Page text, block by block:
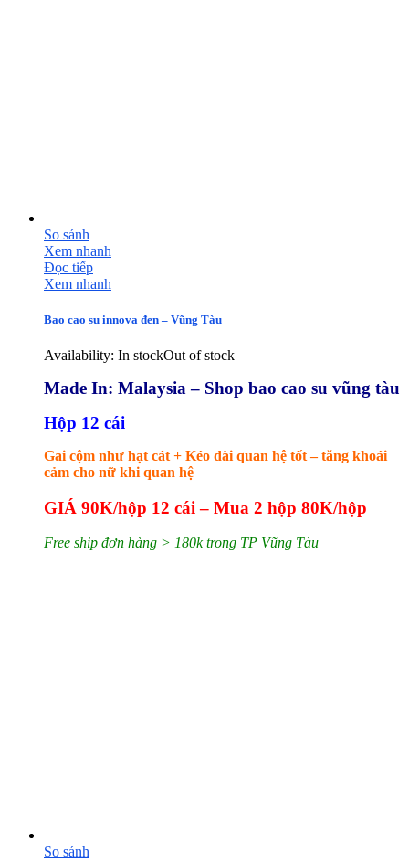
So sánh
Xem nhanh
Đọc tiếp
Xem nhanh
Bao cao su innova đen – Vũng Tàu
Availability: In stockOut of stock
Made In: Malaysia – Shop bao cao su vũng tàu
Hộp 12 cái
Gai cộm như hạt cát + Kéo dài quan hệ tốt – tăng khoái
cảm cho nữ khi quan hệ
GIÁ 90K/hộp 12 cái – Mua 2 hộp 80K/hộp
Free ship đơn hàng > 180k trong TP Vũng Tàu
So sánh